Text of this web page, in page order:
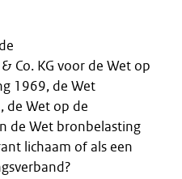
Co. KG voor de Wet op
1969, de Wet
de Wet op de
de Wet bronbelasting
lichaam of als een